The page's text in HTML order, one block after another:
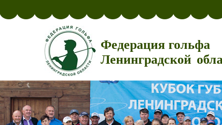
Федерация гольфа
Ленинградской